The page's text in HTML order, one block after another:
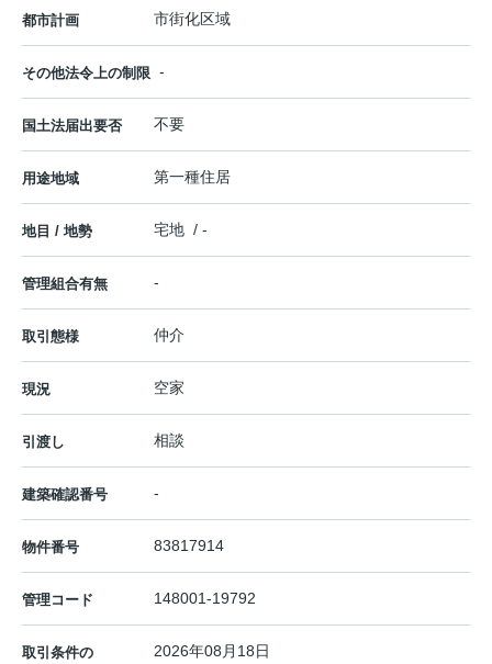
都市計画 市街化区域
その他法令上の制限 -
国土法届出要否 不要
用途地域 第一種住居
地目 / 地勢 宅地 / -
管理組合有無 -
取引態様 仲介
現況 空家
引渡し 相談
建築確認番号 -
物件番号 83817914
管理コード 148001-19792
取引条件の
2026年08月18日